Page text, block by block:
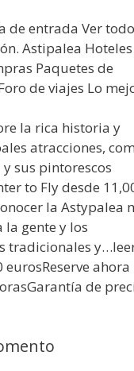
de entrada Ver
Astipalea Hoteles
Paquetes de
de viajes Lo
la rica historia y
atracciones,
sus pintorescos
to Fly desde
la Astypalea
gente y los
tradicionales
ahora
de